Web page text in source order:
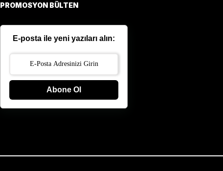
PROMOSYON BÜLTEN
E-posta ile yeni yazıları alın:
Abone Ol